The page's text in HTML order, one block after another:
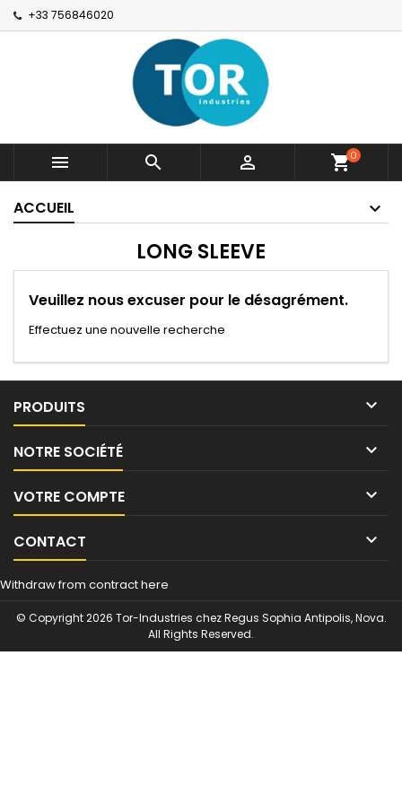
+33 756846020
   shopping_cart0
ACCUEIL
LONG SLEEVE
Veuillez nous excuser pour le désagrément.
Effectuez une nouvelle recherche
PRODUITS 
NOTRE SOCIÉTÉ 
VOTRE COMPTE 
CONTACT 
Withdraw from contract here
© Copyright 2026 Tor-Industries chez Regus Sophia Antipolis, Nova.
All Rights Reserved.